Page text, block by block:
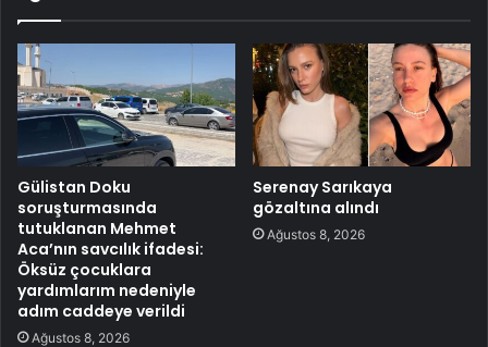
Gülistan Doku
soruşturmasında
tutuklanan Mehmet
Aca’nın savcılık ifadesi:
Öksüz çocuklara
yardımlarım nedeniyle
adım caddeye verildi
Ağustos 8, 2026
Serenay Sarıkaya
gözaltına alındı
Ağustos 8, 2026